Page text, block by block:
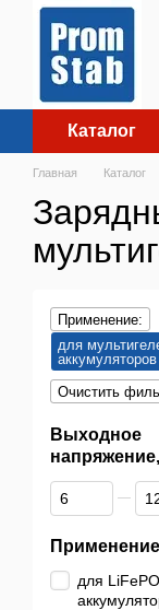
Каталог
Главная Каталог
Применение:
для
аккумуляторов
Очистить
Выходное
От Выходное
До Выходное
Применение
для